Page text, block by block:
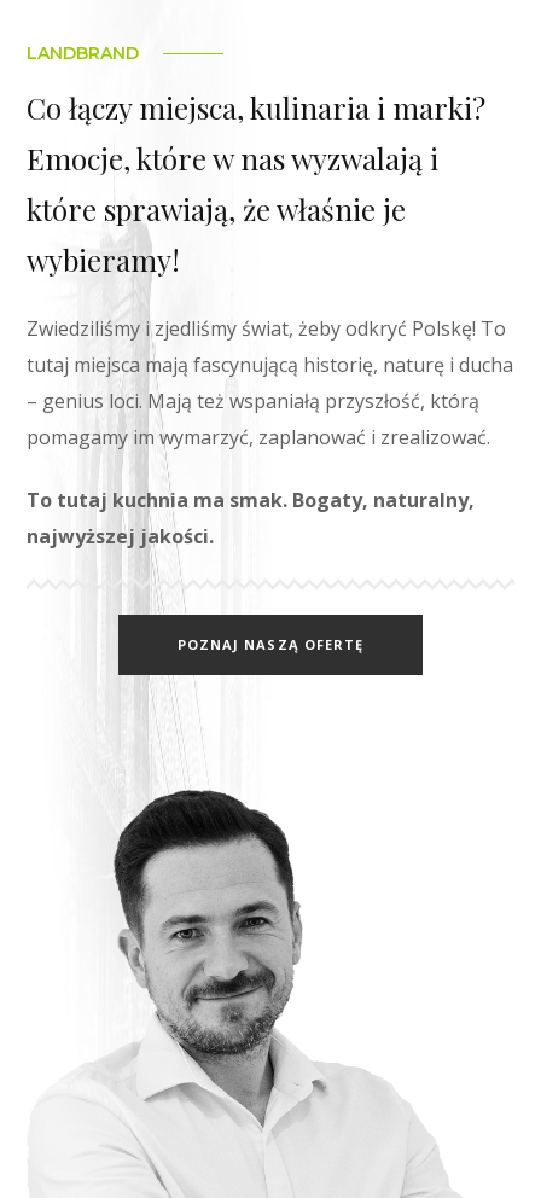
LANDBRAND
Co łączy miejsca, kulinaria i marki?
Emocje, które w nas wyzwalają i
które sprawiają, że właśnie je
wybieramy!
Zwiedziliśmy i zjedliśmy świat, żeby odkryć Polskę! To
tutaj miejsca mają fascynującą historię, naturę i ducha
– genius loci. Mają też wspaniałą przyszłość, którą
pomagamy im wymarzyć, zaplanować i zrealizować.
To tutaj kuchnia ma smak. Bogaty, naturalny,
najwyższej jakości.
POZNAJ NASZĄ OFERTĘ